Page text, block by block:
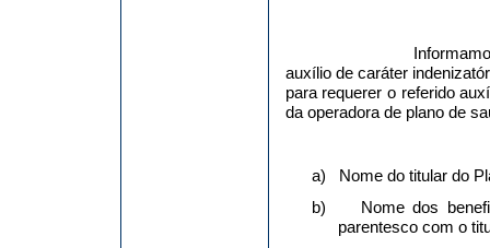
auxílio de caráter
para requerer o referido
da operadora de plano de
a)
Nome do titular do
b)
Nome dos
parentesco com o